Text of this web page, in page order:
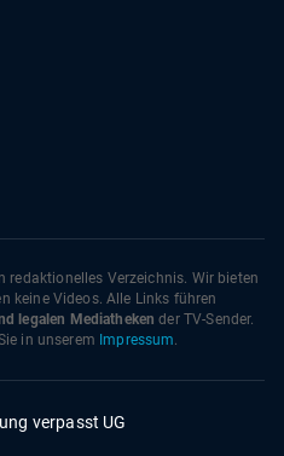
redaktionelles Verzeichnis. Wir bieten
keine Videos. Alle Links führen
legalen Mediatheken der TV-Sender.
in unserem Impressum.
verpasst UG